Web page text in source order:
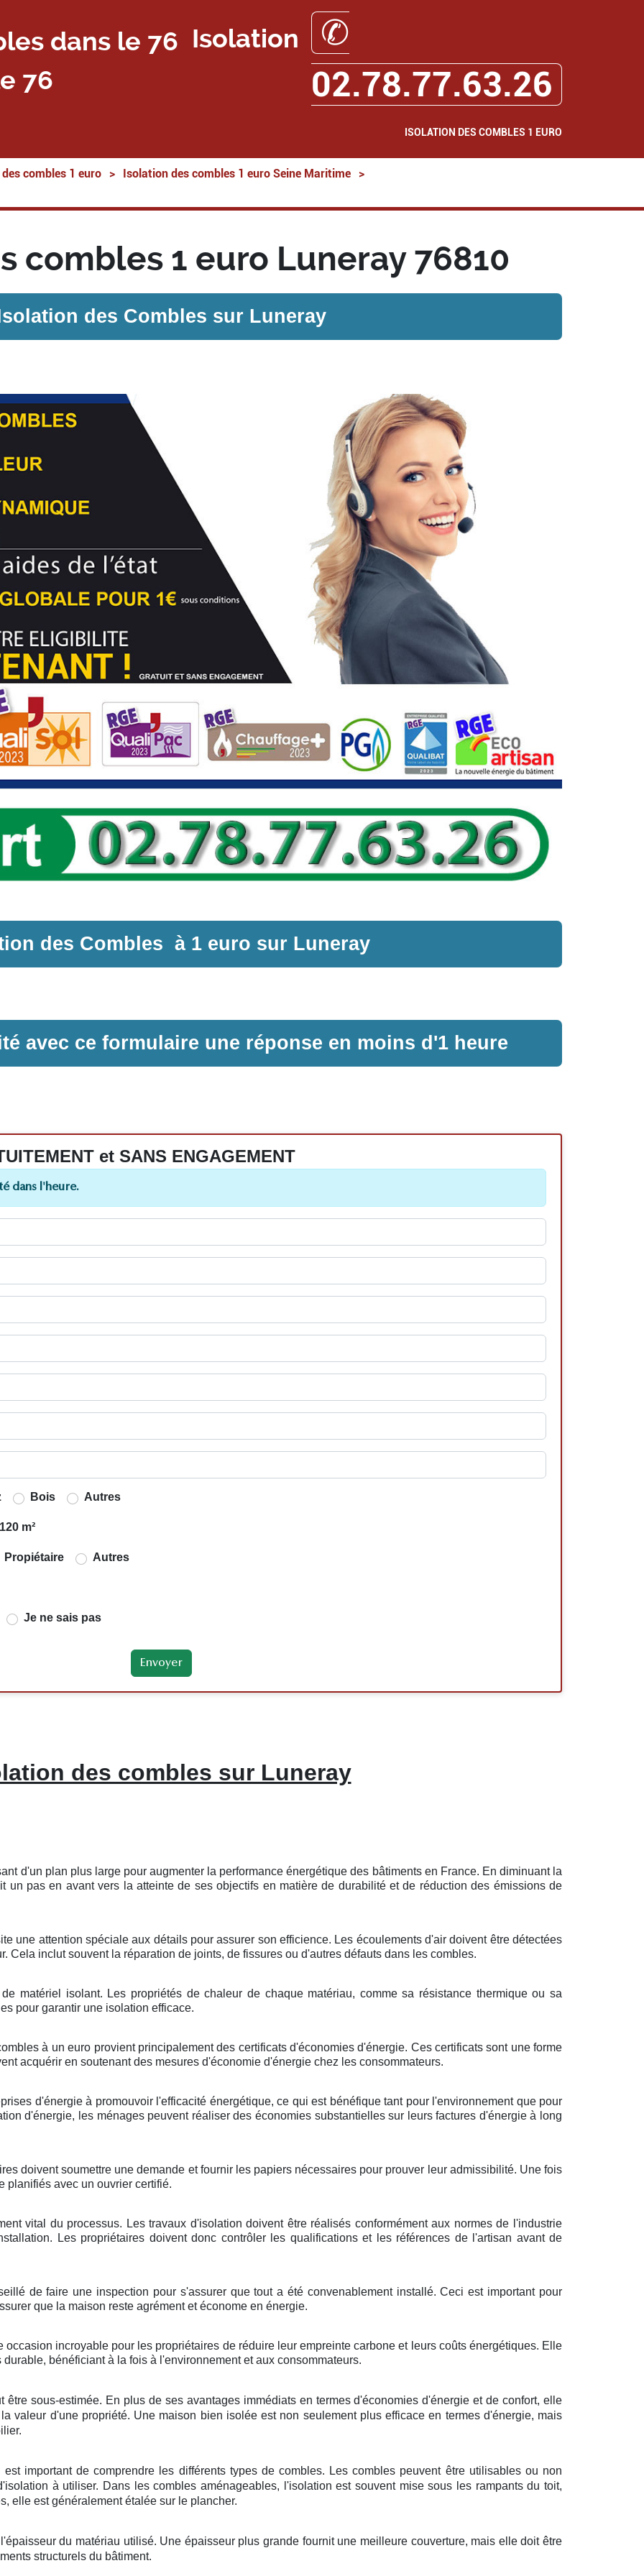
Isolation
76
✆
02.78.77.63.26
ISOLATION DES COMBLES 1 EURO
combles 1 euro > Isolation des combles 1 euro Seine Maritime >
combles 1 euro Luneray 76810
des Combles sur Luneray
des Combles à 1 euro sur Luneray
avec ce formulaire une réponse en moins d'1 heure
et SANS ENGAGEMENT
dans l'heure.
Bois Autres
m²
Propiétaire Autres
Je ne sais pas
des combles sur Luneray
d'un plan plus large pour augmenter la performance énergétique des bâtiments en France. En diminuant la
un pas en avant vers la atteinte de ses objectifs en matière de durabilité et de réduction des émissions de
une attention spéciale aux détails pour assurer son efficience. Les écoulements d'air doivent être détectées
Cela inclut souvent la réparation de joints, de fissures ou d'autres défauts dans les combles.
matériel isolant. Les propriétés de chaleur de chaque matériau, comme sa résistance thermique ou sa
pour garantir une isolation efficace.
à un euro provient principalement des certificats d'économies d'énergie. Ces certificats sont une forme
acquérir en soutenant des mesures d'économie d'énergie chez les consommateurs.
d'énergie à promouvoir l'efficacité énergétique, ce qui est bénéfique tant pour l'environnement que pour
d'énergie, les ménages peuvent réaliser des économies substantielles sur leurs factures d'énergie à long
doivent soumettre une demande et fournir les papiers nécessaires pour prouver leur admissibilité. Une fois
planifiés avec un ouvrier certifié.
vital du processus. Les travaux d'isolation doivent être réalisés conformément aux normes de l'industrie
Les propriétaires doivent donc contrôler les qualifications et les références de l'artisan avant de
de faire une inspection pour s'assurer que tout a été convenablement installé. Ceci est important pour
que la maison reste agrément et économe en énergie.
incroyable pour les propriétaires de réduire leur empreinte carbone et leurs coûts énergétiques. Elle
bénéficiant à la fois à l'environnement et aux consommateurs.
sous-estimée. En plus de ses avantages immédiats en termes d'économies d'énergie et de confort, elle
valeur d'une propriété. Une maison bien isolée est non seulement plus efficace en termes d'énergie, mais
important de comprendre les différents types de combles. Les combles peuvent être utilisables ou non
à utiliser. Dans les combles aménageables, l'isolation est souvent mise sous les rampants du toit,
elle est généralement étalée sur le plancher.
du matériau utilisé. Une épaisseur plus grande fournit une meilleure couverture, mais elle doit être
structurels du bâtiment.